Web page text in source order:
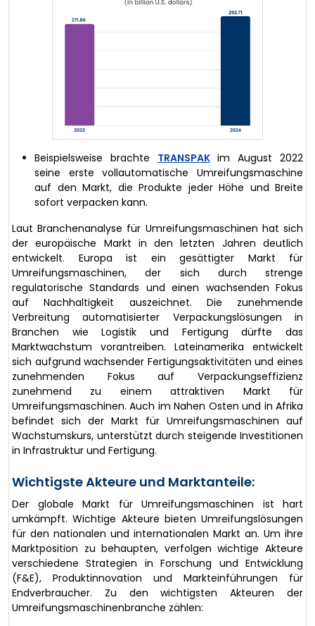
Beispielsweise brachte TRANSPAKim August 2022
seine erste vollautomatische Umreifungsmaschine
auf den Markt, die Produkte jeder Höhe und Breite
sofort verpacken kann.
Laut Branchenanalyse für Umreifungsmaschinen hat sich
der europäische Markt in den letzten Jahren deutlich
entwickelt. Europa ist ein gesättigter Markt für
Umreifungsmaschinen, der sich durch strenge
regulatorische Standards und einen wachsenden Fokus
auf Nachhaltigkeit auszeichnet. Die zunehmende
Verbreitung automatisierter Verpackungslösungen in
Branchen wie Logistik und Fertigung dürfte das
Marktwachstum vorantreiben. Lateinamerika entwickelt
sich aufgrund wachsender Fertigungsaktivitäten und eines
zunehmenden Fokus auf Verpackungseffizienz
zunehmend zu einem attraktiven Markt für
Umreifungsmaschinen. Auch im Nahen Osten und in Afrika
befindet sich der Markt für Umreifungsmaschinen auf
Wachstumskurs, unterstützt durch steigende Investitionen
in Infrastruktur und Fertigung.
Wichtigste Akteure und Marktanteile:
Der globale Markt für Umreifungsmaschinen ist hart
umkämpft. Wichtige Akteure bieten Umreifungslösungen
für den nationalen und internationalen Markt an. Um ihre
Marktposition zu behaupten, verfolgen wichtige Akteure
verschiedene Strategien in Forschung und Entwicklung
(F&E), Produktinnovation und Markteinführungen für
Endverbraucher. Zu den wichtigsten Akteuren der
Umreifungsmaschinenbranche zählen: